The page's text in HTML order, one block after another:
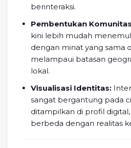
berinteraksi.
Pembentukan
kini lebih mudah
dengan minat yang sama
melampaui batasan
lokal.
Visualisasi Identitas:
sangat bergantung pada
ditampilkan di profil
berbeda dengan realitas